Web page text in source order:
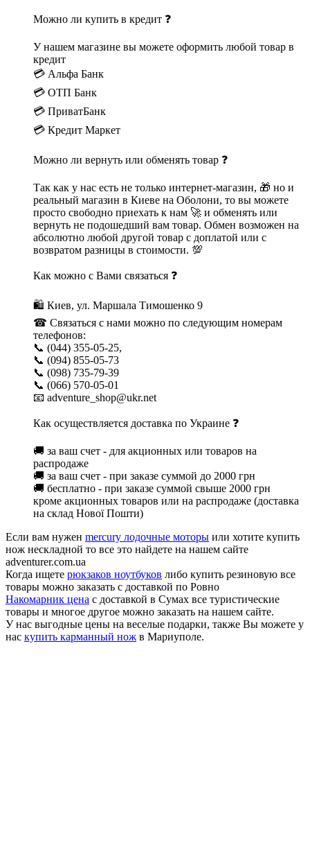
Можно ли купить в кредит ❓
У нашем магазине вы можете оформить любой товар в
кредит
💳 Альфа Банк
💳 ОТП Банк
💳 ПриватБанк
💳 Кредит Маркет
Можно ли вернуть или обменять товар ❓
Так как у нас есть не только интернет-магазин, 🎁 но и
реальный магазин в Киеве на Оболони, то вы можете
просто свободно приехать к нам 🚀 и обменять или
вернуть не подошедший вам товар. Обмен возможен на
абсолютно любой другой товар с доплатой или с
возвратом разницы в стоимости. 💯
Как можно с Вами связаться ❓
🛍 Киев, ул. Маршала Тимошенко 9
☎ Связаться с нами можно по следующим номерам
телефонов:
📞 (044) 355-05-25,
📞 (094) 855-05-73
📞 (098) 735-79-39
📞 (066) 570-05-01
📧 adventure_shop@ukr.net
Как осуществляется доставка по Украине ❓
🚚 за ваш счет - для акционных или товаров на
распродаже
🚚 за ваш счет - при заказе суммой до 2000 грн
🚚 бесплатно - при заказе суммой свыше 2000 грн
кроме акционных товаров или на распродаже (доставка
на склад Нової Пошти)
Если вам нужен mercury лодочные моторы или хотите купить
нож нескладной то все это найдете на нашем сайте
adventurer.com.ua
Когда ищете рюкзаков ноутбуков либо купить резиновую все
товары можно заказать с доставкой по Ровно
Накомарник цена с доставкой в Сумах все туристические
товары и многое другое можно заказать на нашем сайте.
У нас выгодные цены на веселые подарки, также Вы можете у
нас купить карманный нож в Мариуполе.